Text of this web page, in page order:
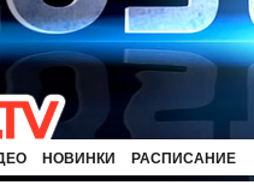
НОВИНКИ РАСПИСАНИЕ